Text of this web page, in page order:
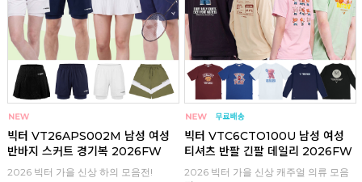
빅터 VT26APS002M 남성 여성
반바지 스커트 경기복 2026FW
2026 빅터 가을 신상 하의 모음전!
빅터 VTC6CTO100U 남성 여성
티셔츠 반팔 긴팔 데일리 2026FW
2026 빅터 가을 신상 캐주얼 의류 모음